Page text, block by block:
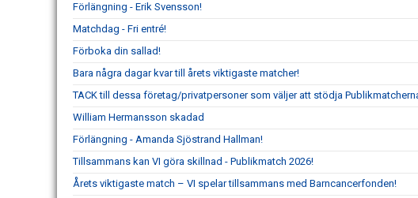
Förlängning - Erik Svensson!
Matchdag - Fri entré!
Förboka din sallad!
Bara några dagar kvar till årets viktigaste matcher!
TACK till dessa företag/privatpersoner som väljer att stödja
William Hermansson skadad
Förlängning - Amanda Sjöstrand Hallman!
Tillsammans kan VI göra skillnad - Publikmatch 2026!
Årets viktigaste match – VI spelar tillsammans med Barncancerfonden!